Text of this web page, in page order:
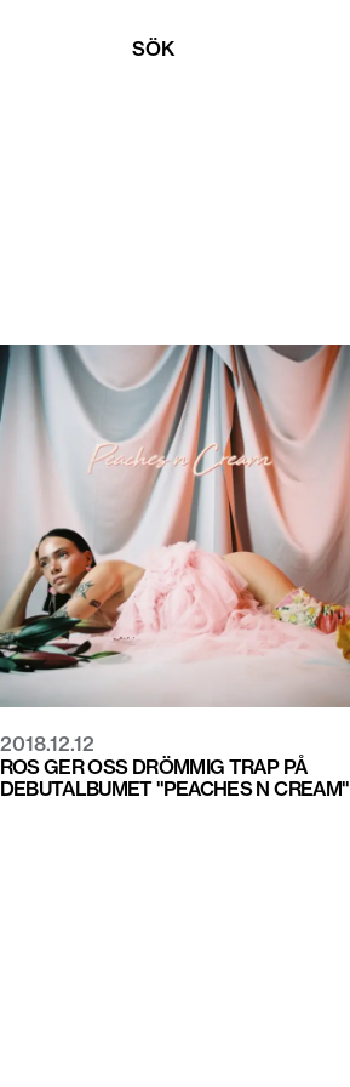
SÖK
2018.12.12
ROS GER OSS DRÖMMIG TRAP PÅ
DEBUTALBUMET "PEACHES N CREAM"